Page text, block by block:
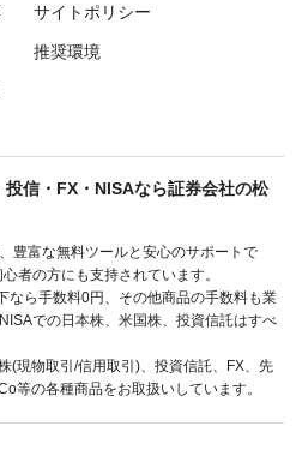
サイトポリシー
推奨環境
信・FX・NISAなら証券会社の松
豊富な無料ツールと安心のサポートで
者の方にも支持されています。
なら手数料0円、その他商品の手数料も業
での日本株、米国株、投資信託はすべ
(現物取引/信用取引)、投資信託、FX、先
等の各種商品をお取扱いしています。